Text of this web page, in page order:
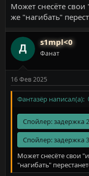
Может снесёте
же "нагибать"
s1mpl<0
Фанат
16 Фев 2025
Фантазёр написал(а):
Спойлер:задержка
Спойлер:задержка
Может снесёте свои
"нагибать"